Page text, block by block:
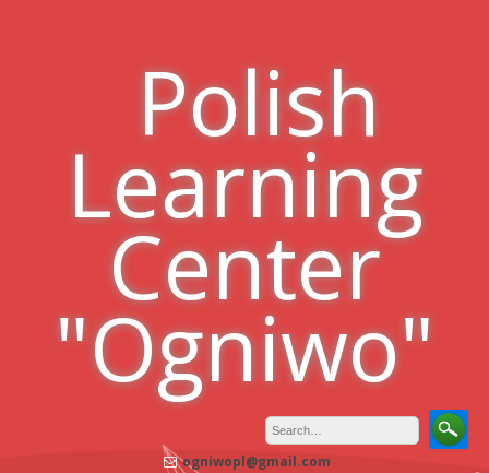
Polish
Learning
Center
"Ogniwo"
ogniwopl@gmail.com